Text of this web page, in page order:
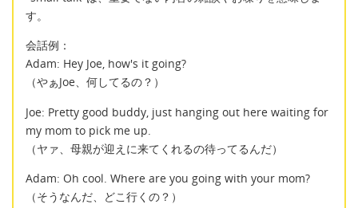
す。
会話例：
Adam: Hey Joe, how's it going?
（やぁJoe、何してるの？）
Joe: Pretty good buddy, just hanging out here waiting for
my mom to pick me up.
（ヤァ、母親が迎えに来てくれるの待ってるんだ）
Adam: Oh cool. Where are you going with your mom?
（そうなんだ、どこ行くの？）